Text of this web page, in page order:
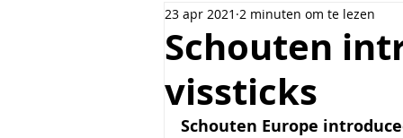
Vacatures Algemeen
Schouten
vissticks
23 apr 2021 2 minuten om te lezen
Schouten Europe